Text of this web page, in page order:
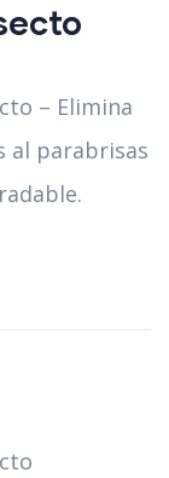
– Elimina
al parabrisas